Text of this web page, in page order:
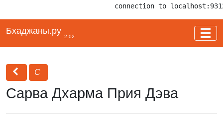
connection to
Бхаджаны.ру
2.02
С
Сарва Дхарма Прия Дэва